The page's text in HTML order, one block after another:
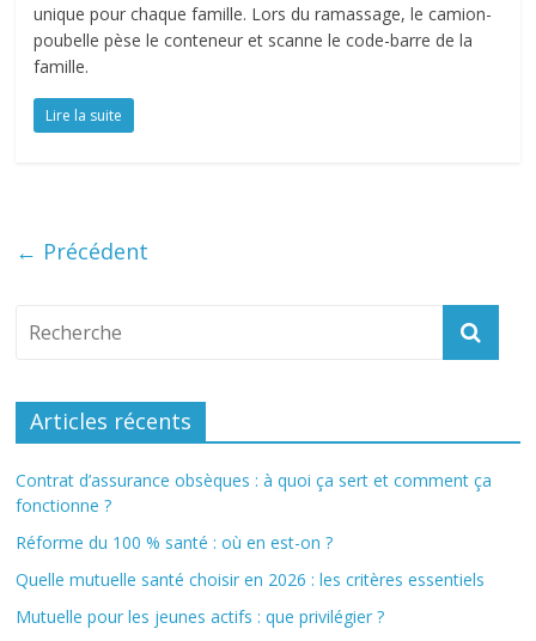
unique pour chaque famille. Lors du ramassage, le camion-
poubelle pèse le conteneur et scanne le code-barre de la
famille.
Lire la suite
← Précédent
Articles récents
Contrat d’assurance obsèques : à quoi ça sert et comment ça
fonctionne ?
Réforme du 100 % santé : où en est-on ?
Quelle mutuelle santé choisir en 2026 : les critères essentiels
Mutuelle pour les jeunes actifs : que privilégier ?